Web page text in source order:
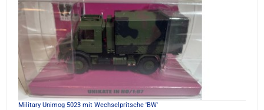
Military Unimog 5023 mit Wechselpritsche 'BW'